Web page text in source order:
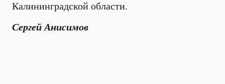
Калининградской области.
Сергей Анисимов